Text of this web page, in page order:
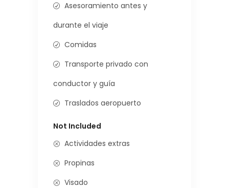
Asesoramiento antes y
durante el viaje
Comidas
Transporte privado con
conductor y guía
Traslados aeropuerto
Not Included
Actividades extras
Propinas
Visado